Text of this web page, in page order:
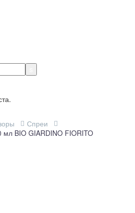
Спреи
мл BIO GIARDINO FIORITO